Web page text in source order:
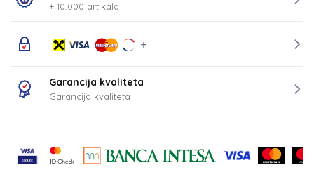
+ 10.000 artikala
Garancija kvaliteta
Garancija kvaliteta